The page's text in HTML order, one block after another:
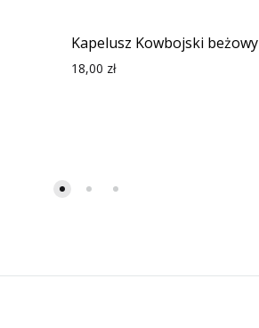
Kapelusz Kowbojski beżowy
18,00 zł